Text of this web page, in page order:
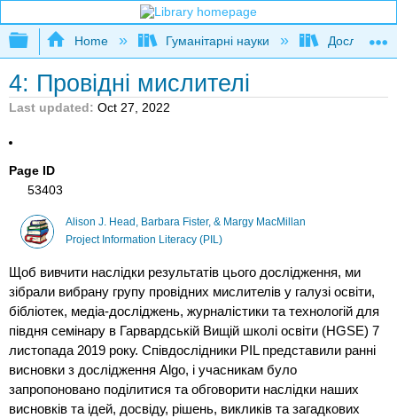
Expand/collapse global hierarchy
Home Гуманітарні науки
4: Провідні мислителі
Last updated Oct 27, 2022
Page ID
53403
Alison J. Head, Barbara Fister, & Margy MacMillan
Project Information Literacy (PIL)
Щоб вивчити наслідки результатів цього дослідження, ми
зібрали вибрану групу провідних мислителів у галузі освіти,
бібліотек, медіа-досліджень, журналістики та технологій для
півдня семінару в Гарвардській Вищій школі освіти (HGSE) 7
листопада 2019 року. Співдослідники PIL представили ранні
висновки з дослідження Algo, і учасникам було
запропоновано поділитися та обговорити наслідки наших
висновків та ідей, досвіду, рішень, викликів та загадкових